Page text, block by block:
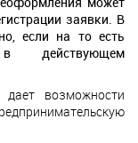
заявки. В
если на то есть
действующем
дает возможности